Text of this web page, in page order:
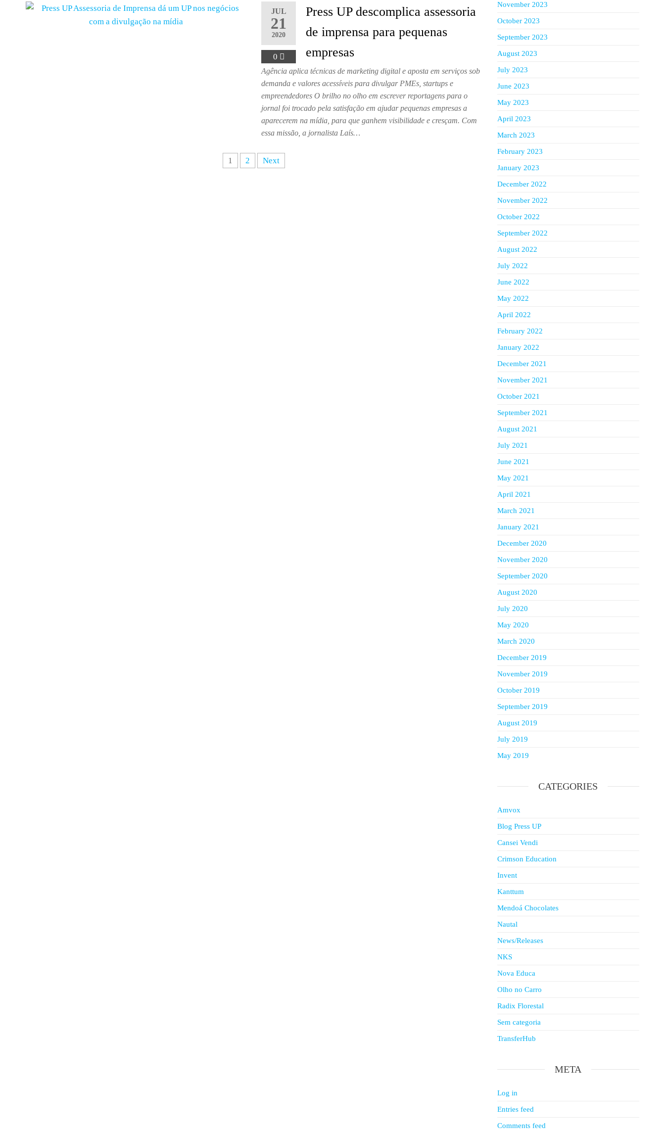
JUL
21
2020
0
Press UP descomplica assessoria
de imprensa para pequenas
empresas
Agência aplica técnicas de marketing digital e aposta em serviços sob
demanda e valores acessíveis para divulgar PMEs, startups e
empreendedores O brilho no olho em escrever reportagens para o
jornal foi trocado pela satisfação em ajudar pequenas empresas a
aparecerem na mídia, para que ganhem visibilidade e cresçam. Com
essa missão, a jornalista Laís…
1 2 Next
November 2023
October 2023
September 2023
August 2023
July 2023
June 2023
May 2023
April 2023
March 2023
February 2023
January 2023
December 2022
November 2022
October 2022
September 2022
August 2022
July 2022
June 2022
May 2022
April 2022
February 2022
January 2022
December 2021
November 2021
October 2021
September 2021
August 2021
July 2021
June 2021
May 2021
April 2021
March 2021
January 2021
December 2020
November 2020
September 2020
August 2020
July 2020
May 2020
March 2020
December 2019
November 2019
October 2019
September 2019
August 2019
July 2019
May 2019
CATEGORIES
Amvox
Blog Press UP
Cansei Vendi
Crimson Education
Invent
Kanttum
Mendoá Chocolates
Nautal
News/Releases
NKS
Nova Educa
Olho no Carro
Radix Florestal
Sem categoria
TransferHub
META
Log in
Entries feed
Comments feed